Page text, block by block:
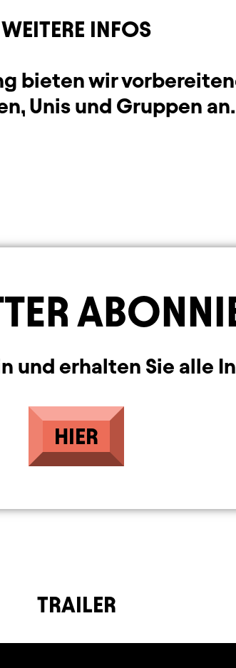
WEITERE INFOS
bieten wir
Unis und Gruppen an.
und erhalten Sie alle
HIER
TRAILER